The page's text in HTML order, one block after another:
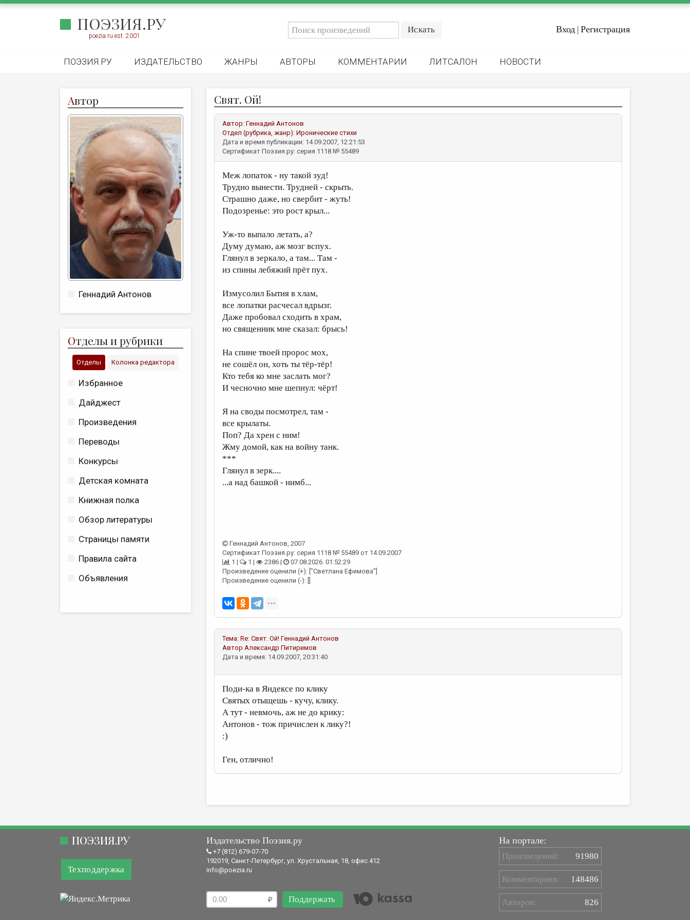
ПОЭЗИЯ.РУ
poezia.ru est. 2001
Вход | Регистрация
ПОЭЗИЯ.РУ ИЗДАТЕЛЬСТВО ЖАНРЫ АВТОРЫ КОММЕНТАРИИ ЛИТСАЛОН НОВОСТИ
Автор
Геннадий Антонов
Отделы и рубрики
Отделы Колонка редактора
Избранное
Дайджест
Произведения
Переводы
Конкурсы
Детская комната
Книжная полка
Обзор литературы
Страницы памяти
Правила сайта
Объявления
Свят. Ой!
Автор: Геннадий Антонов
Отдел (рубрика, жанр): Иронические стихи
Дата и время публикации: 14.09.2007, 12:21:53
Сертификат Поэзия.ру: серия 1118 № 55489
Меж лопаток - ну такой зуд!
Трудно вынести. Трудней - скрыть.
Страшно даже, но свербит - жуть!
Подозренье: это рост крыл...
Уж-то выпало летать, а?
Думу думаю, аж мозг вспух.
Глянул в зеркало, а там... Там -
из спины лебяжий прёт пух.
Измусолил Бытия в хлам,
все лопатки расчесал вдрызг.
Даже пробовал сходить в храм,
но священник мне сказал: брысь!
На спине твоей пророс мох,
не сошёл он, хоть ты тёр-тёр!
Кто тебя ко мне заслать мог?
И чесночно мне шепнул: чёрт!
Я на своды посмотрел, там -
все крылаты.
Поп? Да хрен с ним!
Жму домой, как на войну танк.
***
Глянул в зерк....
...а над башкой - нимб...
Геннадий Антонов, 2007
Сертификат Поэзия.ру: серия 1118 № 55489 от 14.09.2007
1 |
1 | 2386 |
07.08.2026. 01:52:29
Произведение оценили (+): ["Светлана Ефимова"]
Произведение оценили (-): []
Тема: Re: Свят. Ой! Геннадий Антонов
Автор Александр Питиримов
Дата и время: 14.09.2007, 20:31:40
Поди-ка в Яндексе по клику
Святых отыщешь - кучу, клику.
А тут - невмочь, аж не до крику:
Антонов - тож причислен к лику?!
:)
Ген, отлично!
ПОЭЗИЯ.РУ
Техподдержка
Издательство Поэзия.ру
+7 (812) 679-07-70
192019, Санкт-Петербург, ул. Хрустальная, 18, офис 412
info@poezia.ru
Поддержать
На портале:
Произведений: 91980
Комментариев: 148486
Авторов: 826